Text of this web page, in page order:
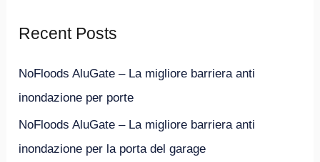
aRecent Posts
NoFloods AluGate – La migliore barriera anti
inondazione per porte
NoFloods AluGate – La migliore barriera anti
inondazione per la porta del garage